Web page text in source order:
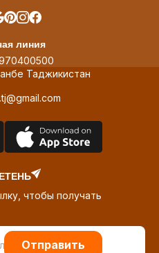
линия
Таджикистан
чтобы получать
Отправить